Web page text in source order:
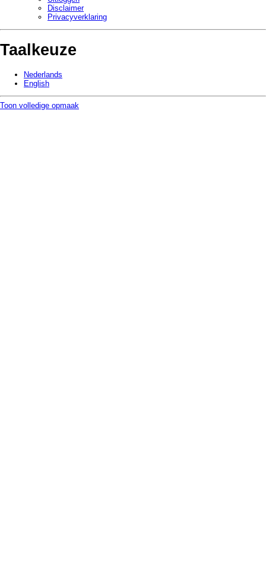
Disclaimer
Privacy­verklaring
Taalkeuze
Nederlands
English
Toon volledige opmaak